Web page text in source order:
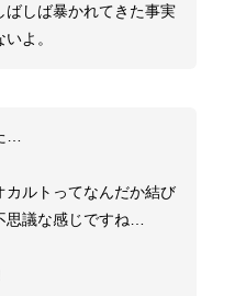
ばしば暴かれてきた事実
よ。
…
カルトってなんだか結び
思議な感じですね…